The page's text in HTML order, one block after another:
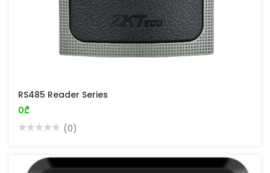
RS485 Reader Series
0₾
(0)